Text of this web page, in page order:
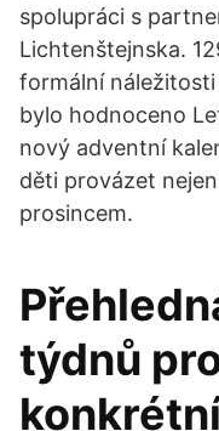
spolupráci s
Lichtenštejnska.
formální
bylo hodnoceno
nový adventní
děti provázet
prosincem.
týdnů